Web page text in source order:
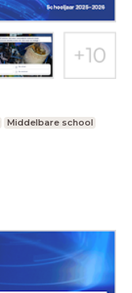
Middelbare school